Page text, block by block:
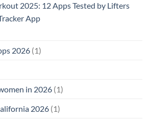
2025: 12 Apps Tested by Lifters
App
2026 (1)
in 2026 (1)
2026 (1)